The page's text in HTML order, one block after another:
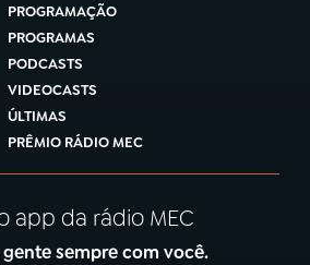
PROGRAMAÇÃO
PROGRAMAS
PODCASTS
VIDEOCASTS
ÚLTIMAS
PRÊMIO RÁDIO MEC
app da rádio MEC
gente sempre com você.